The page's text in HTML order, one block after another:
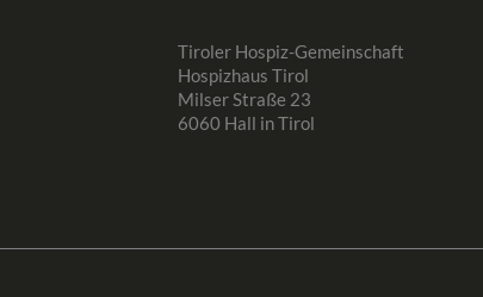
Tiroler Hospiz-Gemeinschaft
Hospizhaus Tirol
Milser Straße 23
6060 Hall in Tirol